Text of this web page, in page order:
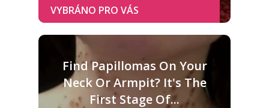
Find Papillomas On Your
Neck Or Armpit? It's The
First Stage Of...